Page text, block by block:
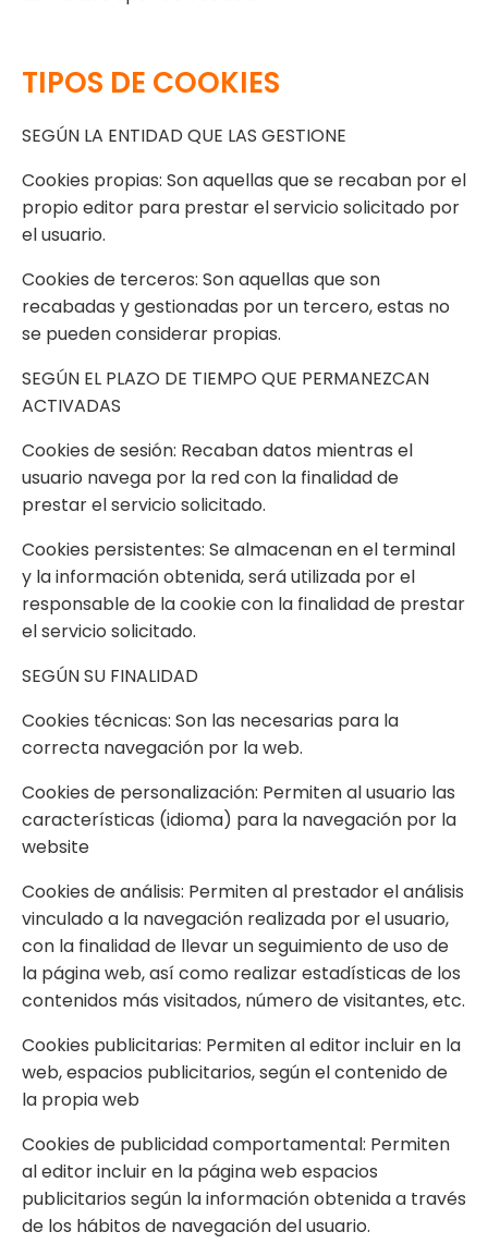
TIPOS DE COOKIES
SEGÚN LA ENTIDAD QUE LAS GESTIONE
Cookies propias: Son aquellas que se recaban por el
propio editor para prestar el servicio solicitado por
el usuario.
Cookies de terceros: Son aquellas que son
recabadas y gestionadas por un tercero, estas no
se pueden considerar propias.
SEGÚN EL PLAZO DE TIEMPO QUE PERMANEZCAN
ACTIVADAS
Cookies de sesión: Recaban datos mientras el
usuario navega por la red con la finalidad de
prestar el servicio solicitado.
Cookies persistentes: Se almacenan en el terminal
y la información obtenida, será utilizada por el
responsable de la cookie con la finalidad de prestar
el servicio solicitado.
SEGÚN SU FINALIDAD
Cookies técnicas: Son las necesarias para la
correcta navegación por la web.
Cookies de personalización: Permiten al usuario las
características (idioma) para la navegación por la
website
Cookies de análisis: Permiten al prestador el análisis
vinculado a la navegación realizada por el usuario,
con la finalidad de llevar un seguimiento de uso de
la página web, así como realizar estadísticas de los
contenidos más visitados, número de visitantes, etc.
Cookies publicitarias: Permiten al editor incluir en la
web, espacios publicitarios, según el contenido de
la propia web
Cookies de publicidad comportamental: Permiten
al editor incluir en la página web espacios
publicitarios según la información obtenida a través
de los hábitos de navegación del usuario.